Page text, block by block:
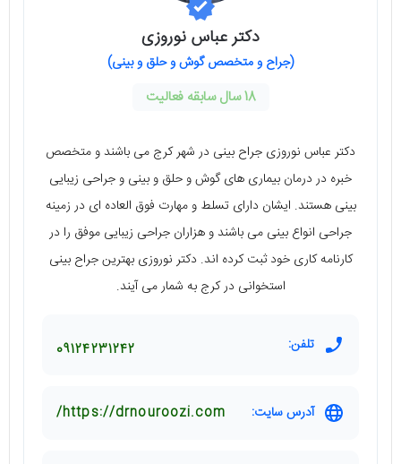
دکتر عباس نوروزی
(جراح و متخصص گوش و حلق و بینی)
18 سال سابقه فعالیت
دکتر عباس نوروزی جراح بینی در شهر کرج می باشند و متخصص
خبره در درمان بیماری های گوش و حلق و بینی و جراحی زیبایی
بینی هستند. ایشان دارای تسلط و مهارت فوق العاده ای در زمینه
جراحی انواع بینی می باشند و هزاران جراحی زیبایی موفق را در
کارنامه کاری خود ثبت کرده اند. دکتر نوروزی بهترین جراح بینی
استخوانی در کرج به شمار می آیند.
تلفن: 09124231242
آدرس سایت: https://drnouroozi.com/